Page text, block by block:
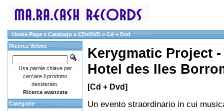
Home Page » Catalogo » CD+DVD » Cd + Dvd
Kerygmatic Project
Hotel des Iles
[Cd + Dvd]
Un evento straordinario in cui
Ricerca Veloce
Usa parole chiave per
cercare il prodotto
desiderato.
Ricerca avanzata
Categorie